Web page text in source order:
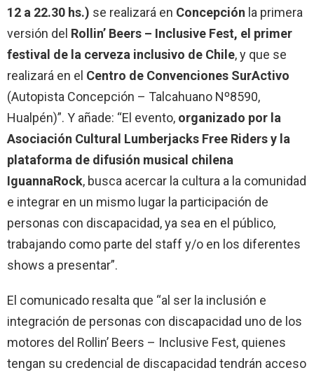
12 a 22.30 hs.) se realizará en Concepción la primera
versión del Rollin’ Beers – Inclusive Fest, el primer
festival de la cerveza inclusivo de Chile, y que se
realizará en el Centro de Convenciones SurActivo
(Autopista Concepción – Talcahuano Nº8590,
Hualpén)”. Y añade: “El evento, organizado por la
Asociación Cultural Lumberjacks Free Riders y la
plataforma de difusión musical chilena
IguannaRock, busca acercar la cultura a la comunidad
e integrar en un mismo lugar la participación de
personas con discapacidad, ya sea en el público,
trabajando como parte del staff y/o en los diferentes
shows a presentar”.
El comunicado resalta que “al ser la inclusión e
integración de personas con discapacidad uno de los
motores del Rollin’ Beers – Inclusive Fest, quienes
tengan su credencial de discapacidad tendrán acceso